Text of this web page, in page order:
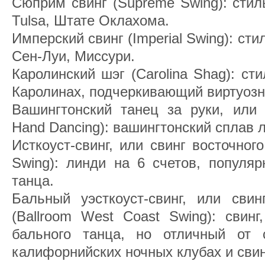
Tulsa, Штате Оклахома.
Имперский свинг (Imperial Swing):
Cен-Луи, Mиссури.
Каролинский шэг (Carolina Shag):
Каролинах, подчеркивающий
Вашингтонский танец за руки, или
Hand Dancing): вашингтонский сплав
Исткоуст-свинг, или свинг
Swing): линди на 6 счетов,
танца.
Бальный уэсткоуст-свинг, или
(Ballroom West Coast Swing):
бального танца, но отличный от
калифорнийских ночных клубах и